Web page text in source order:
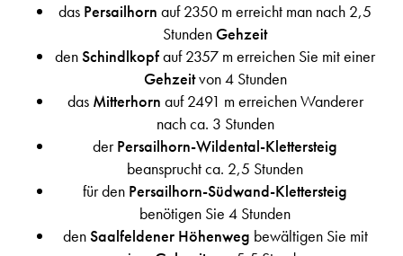
das Persailhorn auf 2350 m erreicht man nach 2,5
StundenGehzeit
denSchindlkopfauf 2357 m erreichen Sie mit einer
Gehzeitvon 4 Stunden
das Mitterhorn auf 2491 m erreichen Wanderer
nach ca. 3 Stunden
derPersailhorn-Wildental-Klettersteig
beansprucht ca. 2,5 Stunden
für den Persailhorn-Südwand-Klettersteig
benötigen Sie 4 Stunden
denSaalfeldener Höhenweg bewältigen Sie mit